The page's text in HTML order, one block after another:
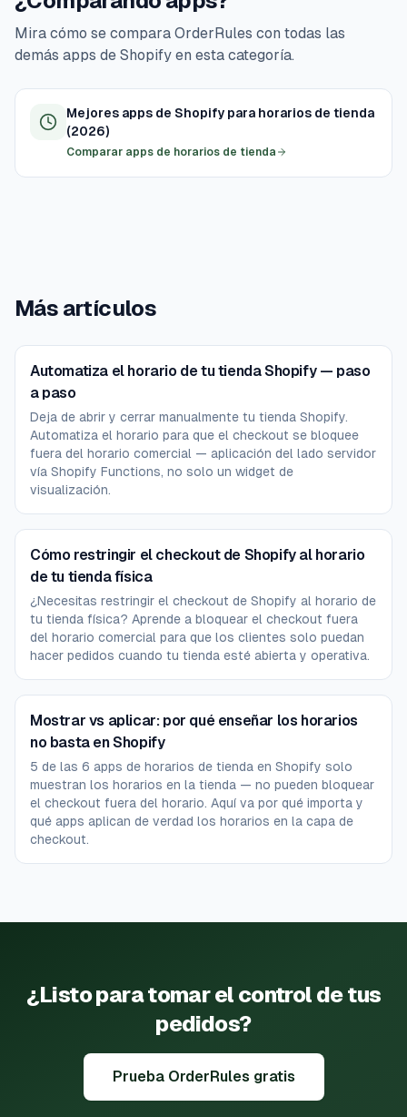
Mira cómo se compara OrderRules con todas las
demás apps de Shopify en esta categoría.
Mejores apps de Shopify para horarios de tienda
(2026)
Comparar apps de horarios de tienda
Más artículos
Automatiza el horario de tu tienda Shopify — paso
a paso
Deja de abrir y cerrar manualmente tu tienda Shopify.
Automatiza el horario para que el checkout se bloquee
fuera del horario comercial — aplicación del lado servidor
vía Shopify Functions, no solo un widget de
visualización.
Cómo restringir el checkout de Shopify al horario
de tu tienda física
¿Necesitas restringir el checkout de Shopify al horario de
tu tienda física? Aprende a bloquear el checkout fuera
del horario comercial para que los clientes solo puedan
hacer pedidos cuando tu tienda esté abierta y operativa.
Mostrar vs aplicar: por qué enseñar los horarios
no basta en Shopify
5 de las 6 apps de horarios de tienda en Shopify solo
muestran los horarios en la tienda — no pueden bloquear
el checkout fuera del horario. Aquí va por qué importa y
qué apps aplican de verdad los horarios en la capa de
checkout.
¿Listo para tomar el control de tus
pedidos?
Prueba OrderRules gratis